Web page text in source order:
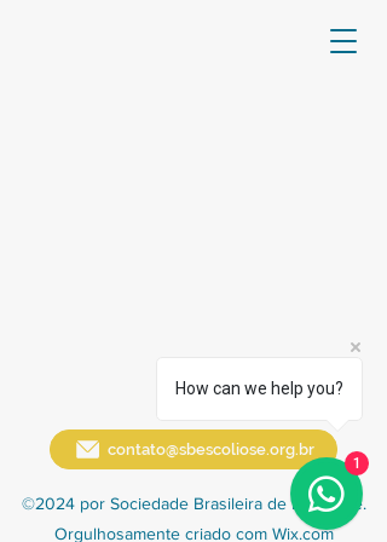
contato@sbescoliose.org.br
©2024 por Sociedade Brasileira de Escoliose.
Orgulhosamente criado com Wix.com
How can we help you?
1